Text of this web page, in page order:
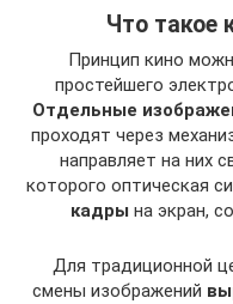
Что такое
Принцип кино
простейшего
Отдельные
проходят через
направляет на них
которого оптическая
кадры на экран,
Для традиционной
смены изображений